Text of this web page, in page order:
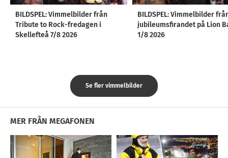
BILDSPEL: Vimmelbilder från
Tribute to Rock-fredagen i
Skellefteå 7/8 2026
BILDSPEL: Vimmelbilder
jubileumsfirandet på Lion
1/8 2026
Se fler vimmelbilder
MER FRÅN MEGAFONEN